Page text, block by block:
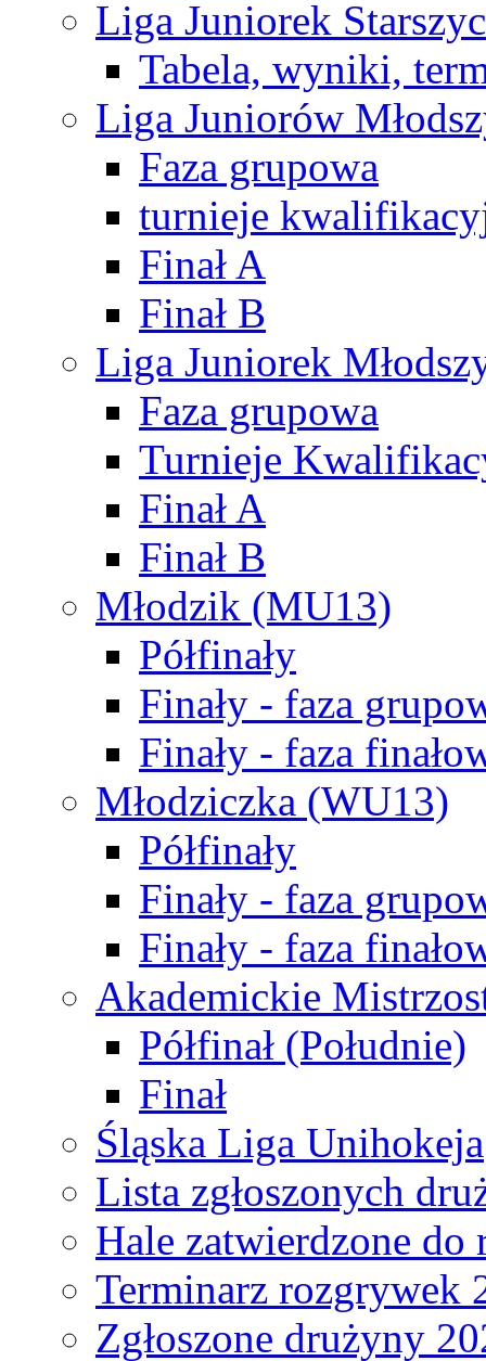
Liga Juniorek
Tabela, wyniki,
Liga Juniorów
Faza grupowa
turnieje
Finał A
Finał B
Liga Juniorek
Faza grupowa
Turnieje
Finał A
Finał B
Młodzik (MU13)
Półfinały
Finały - faza
Finały - faza
Młodziczka (WU13)
Półfinały
Finały - faza
Finały - faza
Akademickie
Półfinał (Południe)
Finał
Śląska Liga Unihokeja
Lista zgłoszonych
Hale zatwierdzone do
Terminarz rozgrywek
Zgłoszone drużyny